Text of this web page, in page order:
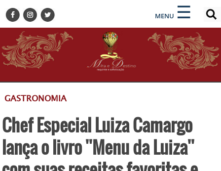
MENU ☰
×
BELEZA
BUSINESS E NEGÓCIOS
CULTURA
DESTINOS
GASTRONOMIA
HOTELARIA
MODA
×
ENCONTRE SUA NOTÍCIA
GASTRONOMIA
Chef Especial Luiza Camargo
lança o livro ''Menu da Luiza''